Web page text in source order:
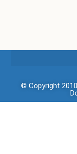
© Copyright